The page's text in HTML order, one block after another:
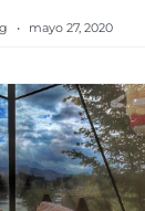
mayo 27, 2020